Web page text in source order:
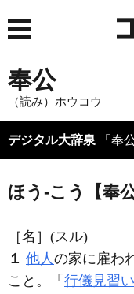
奉公
（読み）ホウコウ
デジタル大辞泉 「奉
ほう‐こう【奉公
［名］ (スル)
１ 他人の家に雇わ
こと。「 行儀見習い